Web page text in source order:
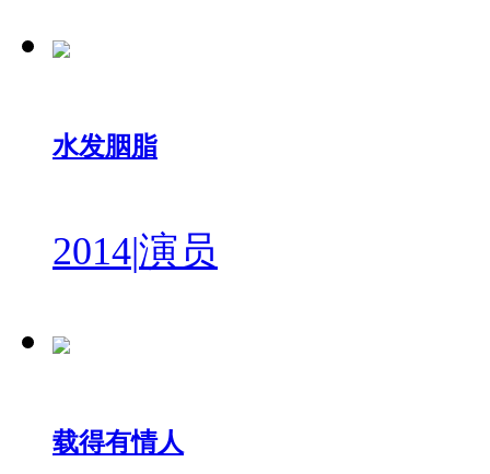
水发胭脂
2014|演员
载得有情人